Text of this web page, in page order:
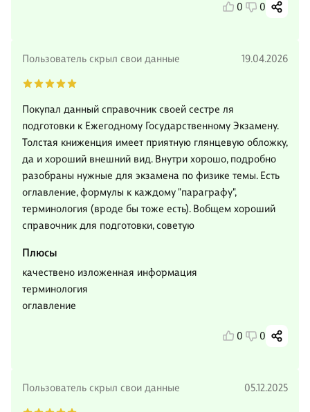
0 0
Пользователь скрыл свои данные 19.04.2026
Покупал данный справочник своей сестре ля
подготовки к Ежегодному Государственному Экзамену.
Толстая книженция имеет приятную глянцевую обложку,
да и хороший внешний вид. Внутри хорошо, подробно
разобраны нужные для экзамена по физике темы. Есть
оглавление, формулы к каждому "параграфу",
терминология (вроде бы тоже есть). Вобщем хороший
справочник для подготовки, советую
Плюсы
качествено изложенная информация
терминология
оглавление
0 0
Пользователь скрыл свои данные 05.12.2025